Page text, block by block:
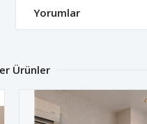
Yorumlar
Ürünler